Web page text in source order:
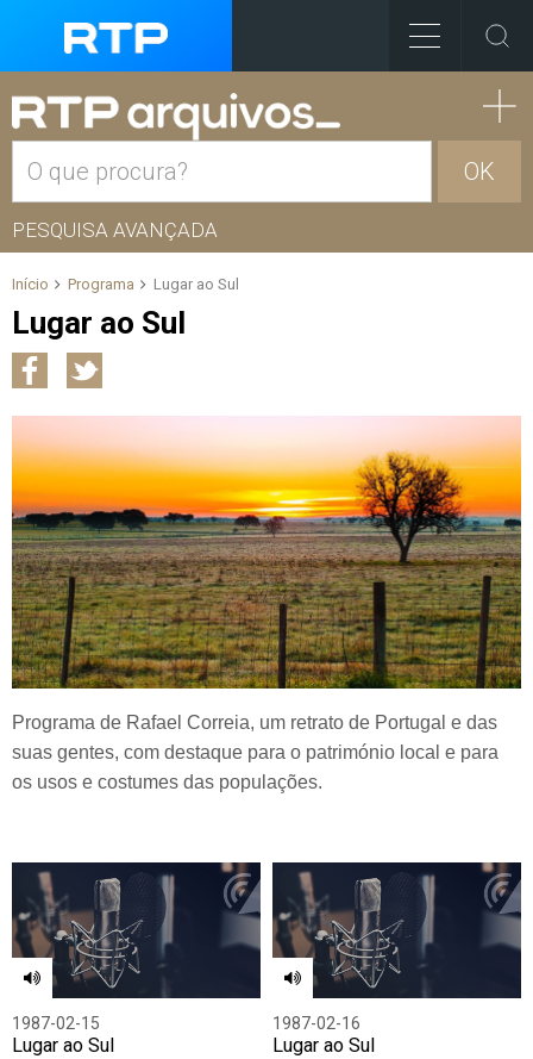
OK
PESQUISA AVANÇADA
Início Programa Lugar ao Sul
Lugar ao Sul
Programa de Rafael Correia, um retrato de Portugal e das
suas gentes, com destaque para o património local e para
os usos e costumes das populações.
1987-02-15
Lugar ao Sul
1987-02-16
Lugar ao Sul